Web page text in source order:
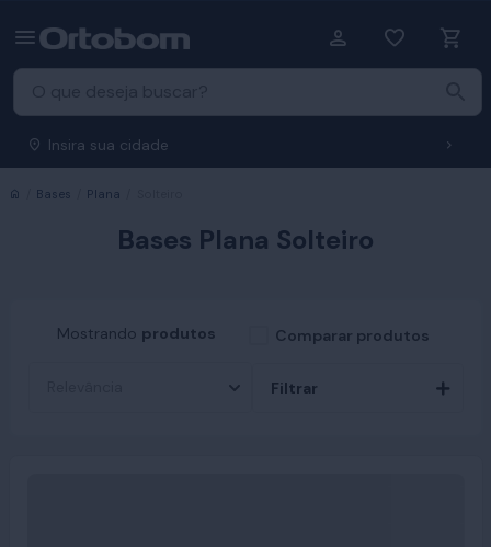
Insira sua cidade
Início
Bases Plana
Bases Plana Solteiro
Mostrando produtos Comparar produtos
Filtrar